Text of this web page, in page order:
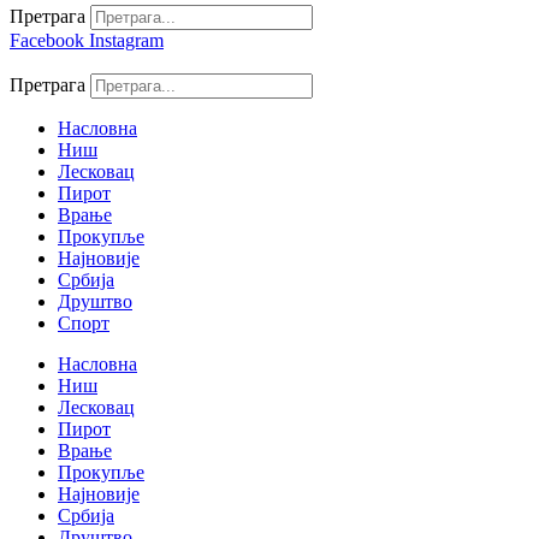
Претрага
Facebook Instagram
Претрага
Насловна
Ниш
Лесковац
Пирот
Врање
Прокупље
Најновије
Србија
Друштво
Спорт
Насловна
Ниш
Лесковац
Пирот
Врање
Прокупље
Најновије
Србија